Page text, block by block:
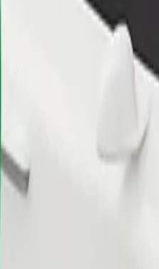
გადმოწერე აპლიკაცია